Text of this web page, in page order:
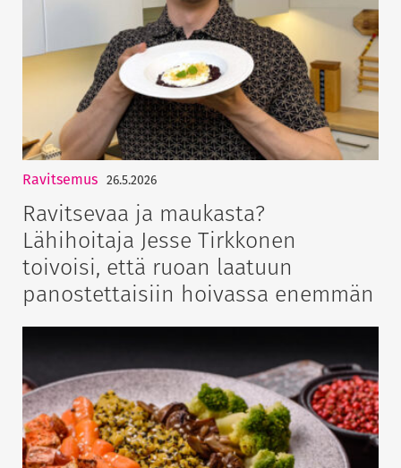
Ravitsemus 26.5.2026
Ravitsevaa ja maukasta?
Lähihoitaja Jesse Tirkkonen
toivoisi, että ruoan laatuun
panostettaisiin hoivassa enemmän